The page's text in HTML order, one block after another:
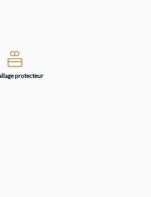
protecteur